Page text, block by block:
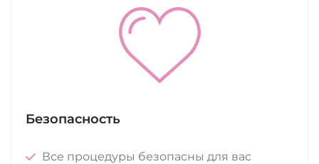
Безопасность
Все процедуры безопасны для вас